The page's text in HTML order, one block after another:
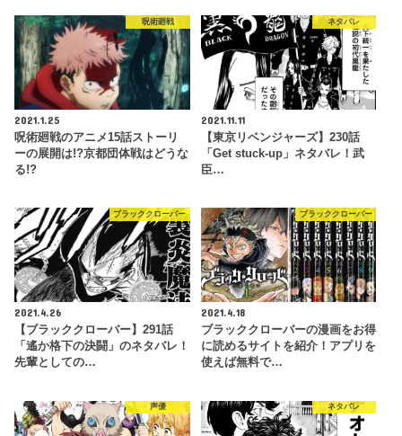
呪術廻戦
2021.1.25
呪術廻戦のアニメ15話ストーリ
ーの展開は!?京都団体戦はどうな
る!?
ネタバレ
2021.11.11
【東京リベンジャーズ】230話
「Get stuck-up」ネタバレ！武
臣…
ブラッククローバー
2021.4.26
【ブラッククローバー】291話
「遙か格下の決闘」のネタバレ！
先輩としての…
ブラッククローバー
2021.4.18
ブラッククローバーの漫画をお得
に読めるサイトを紹介！アプリを
使えば無料で…
声優 ネタバレ